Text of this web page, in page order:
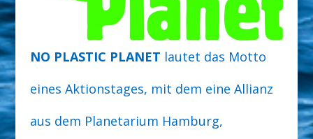
NO PLASTIC PLANET lautet das Motto
eines Aktionstages, mit dem eine Allianz
aus dem Planetarium Hamburg,